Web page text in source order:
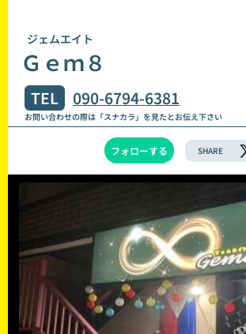
ジェムエイト
Ｇｅｍ８
TEL 090-6794-6381
お問い合わせの際は「スナカラ」を見たとお伝え下さい
フォローする SHARE